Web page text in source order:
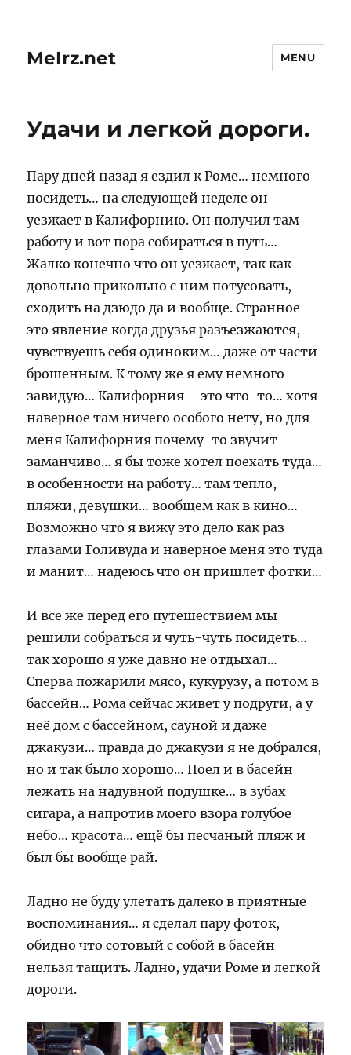
MeIrz.net MENU
Удачи и легкой дороги.
Пару дней назад я ездил к Роме… немного
посидеть… на следующей неделе он
уезжает в Калифорнию. Он получил там
работу и вот пора собираться в путь…
Жалко конечно что он уезжает, так как
довольно прикольно с ним потусовать,
сходить на дзюдо да и вообще. Странное
это явление когда друзья разъезжаются,
чувствуешь себя одиноким… даже от части
брошенным. К тому же я ему немного
завидую… Калифорния – это что-то… хотя
наверное там ничего особого нету, но для
меня Калифорния почему-то звучит
заманчиво… я бы тоже хотел поехать туда…
в особенности на работу… там тепло,
пляжи, девушки… вообщем как в кино…
Возможно что я вижу это дело как раз
глазами Голивуда и наверное меня это туда
и манит… надеюсь что он пришлет фотки…
И все же перед его путешествием мы
решили собраться и чуть-чуть посидеть…
так хорошо я уже давно не отдыхал…
Сперва пожарили мясо, кукурузу, а потом в
бассейн… Рома сейчас живет у подруги, а у
неё дом с бассейном, сауной и даже
джакузи… правда до джакузи я не добрался,
но и так было хорошо… Поел и в басейн
лежать на надувной подушке… в зубах
сигара, а напротив моего взора голубое
небо… красота… ещё бы песчаный пляж и
был бы вообще рай.
Ладно не буду улетать далеко в приятные
воспоминания… я сделал пару фоток,
обидно что сотовый с собой в басейн
нельзя тащить. Ладно, удачи Роме и легкой
дороги.